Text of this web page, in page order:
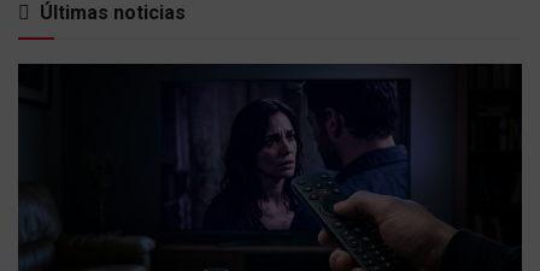
Últimas noticias